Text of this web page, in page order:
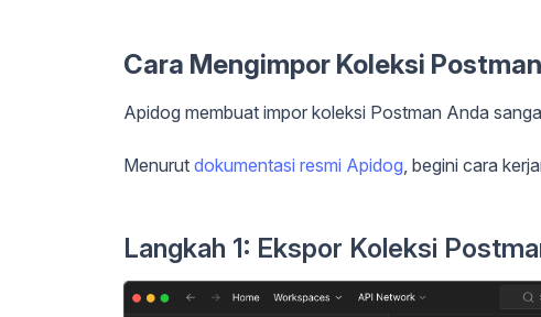
Cara Mengimpor Koleksi
Apidog membuat impor koleksi Postman Anda
Menurut dokumentasi resmi Apidog , begini cara
Langkah 1: Ekspor Koleksi